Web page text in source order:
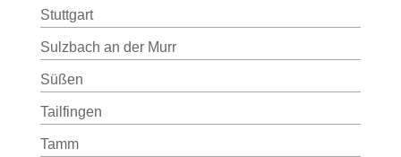
Stuttgart
Sulzbach an der Murr
Süßen
Tailfingen
Tamm